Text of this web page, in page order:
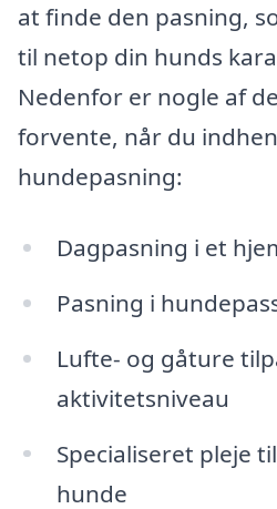
at finde den pasning,
til netop din hunds
Nedenfor er nogle af
forvente, når du
hundepasning:
Dagpasning i et
Pasning i
Lufte- og gåture
aktivitetsniveau
Specialiseret pleje
hunde